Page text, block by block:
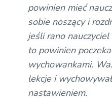
powinien mieć
sobie noszący i
jeśli rano nauczyciel
to powinien
wychowankami.
lekcje i
nastawieniem.